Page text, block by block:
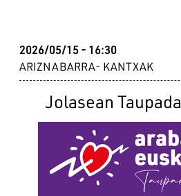
2026/05/15 - 16:30
ARIZNABARRA- KANTXAK
Jolasean